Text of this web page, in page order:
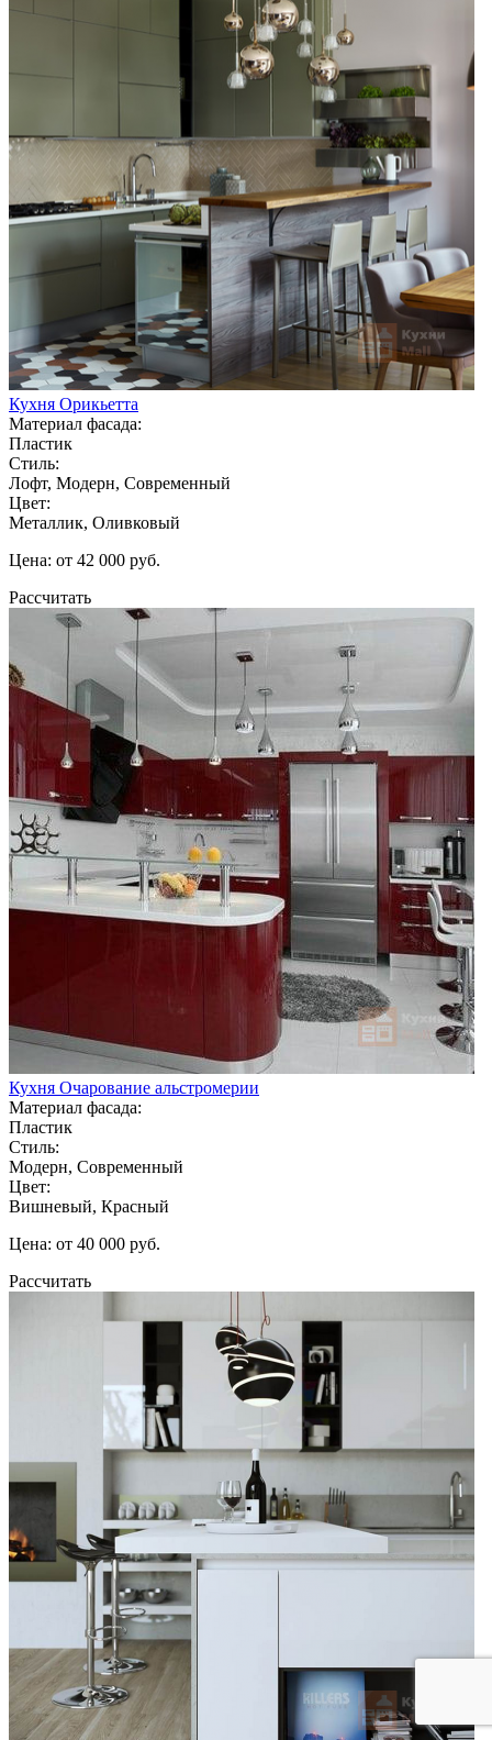
Кухня Орикьетта
Материал фасада:
Пластик
Стиль:
Лофт, Модерн, Современный
Цвет:
Металлик, Оливковый
Цена: от 42 000 руб.
Рассчитать
Кухня Очарование альстромерии
Материал фасада:
Пластик
Стиль:
Модерн, Современный
Цвет:
Вишневый, Красный
Цена: от 40 000 руб.
Рассчитать